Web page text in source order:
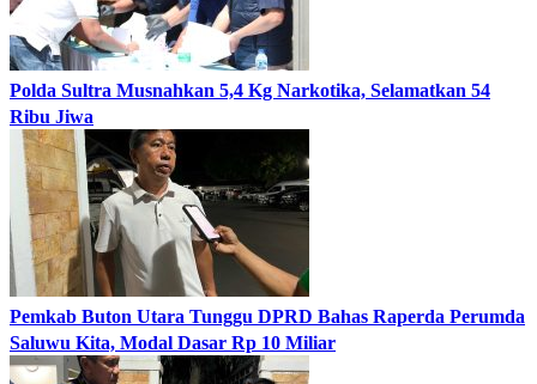
Polda Sultra Musnahkan 5,4 Kg Narkotika, Selamatkan 54
Ribu Jiwa
Pemkab Buton Utara Tunggu DPRD Bahas Raperda Perumda
Saluwu Kita, Modal Dasar Rp 10 Miliar